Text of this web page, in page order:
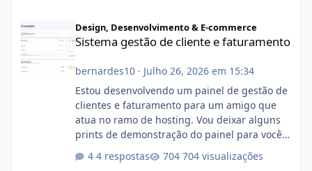
Design, Desenvolvimento & E-commerce
Sistema gestão de cliente e faturamento
bernardes10· Julho 26, 2026 em 15:34
Estou desenvolvendo um painel de gestão de
clientes e faturamento para um amigo que
atua no ramo de hosting. Vou deixar alguns
prints de demonstração do painel para vocês
darem a opinião de vocês. O sistema já está
com cerca de 80% concluído e conta com
4 respostas 704 visualizações